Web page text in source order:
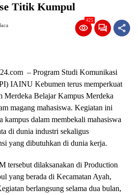
Titik Kumpul
425
– Program Studi Komunikasi
IAINU Kebumen terus memperkuat
Merdeka Belajar Kampus Merdeka
magang mahasiswa. Kegiatan ini
kampus dalam membekali mahasiswa
di dunia industri sekaligus
yang dibutuhkan di dunia kerja.
tersebut dilaksanakan di Production
yang berada di Kecamatan Ayah,
berlangsung selama dua bulan,